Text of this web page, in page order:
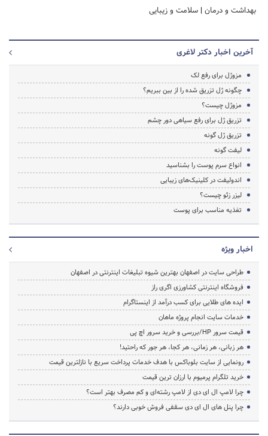
بهداشت و درمان | سلامت و زیبایی
آخرین اخبار دکتر لاغری
مزوژل برای رفع لک
چگونه ژل تزریق شده را از بین ببریم؟
مزوژل چیست؟
تزریق ژل برای رفع سیاهی دور چشم
تزریق ژل گونه
لیفت گونه
انواع سرم پوست را بشناسید
اندولیفت در کلینیک‌های زیبایی
لیزر زئو چیست؟
تغذیه مناسب برای پوست
اخبار ویژه
طراحی سایت در اصفهان بهترین شیوه تبلیغات اینترنتی در اصفهان
فروشگاه اینترنتی کشاورزی اگری راز
ایده های طلایی برای کسب درآمد از اینستاگرام
خدمات سایت انجام پروژه ماهان
قیمت سرور HP/بررسی و خرید سرور اچ پی
هر زبانی، هر زمانی، هر کجا، هر جور که راحتید!
رونمایی از سایت بلوباکس با هدف خدمات پرداخت سریع با نازلترین قیمت
خرید تلگرام پرمیوم با ارزان ترین قیمت
چرا لامپ ال ای دی از لامپ رشته‌ای و کم مصرف بهتر است؟
چرا پنل های ال ای دی سقفی فروش خوبی دارند؟